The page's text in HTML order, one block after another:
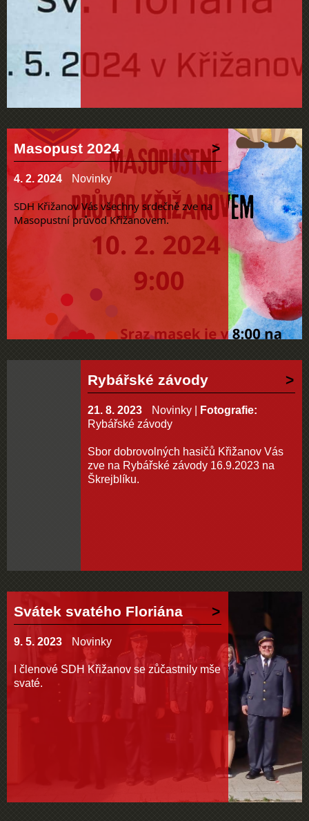
Masopust 2024
4. 2. 2024 Novinky
SDH Křižanov Vás všechny srdečně zve na
Masopustní průvod Křižanovem.
Rybářské závody
21. 8. 2023 Novinky
Fotografie:
Rybářské závody
Sbor dobrovolných hasičů Křižanov Vás
zve na Rybářské závody 16.9.2023 na
Škrejblíku.
Svátek svatého Floriána
9. 5. 2023 Novinky
I členové SDH Křižanov se zůčastnily mše
svaté.